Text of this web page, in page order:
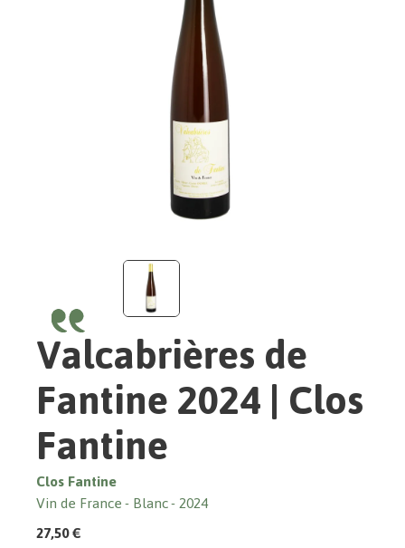
Valcabrières de
Fantine 2024 | Clos
Fantine
Clos Fantine
Vin de France Blanc 2024
27,50 €